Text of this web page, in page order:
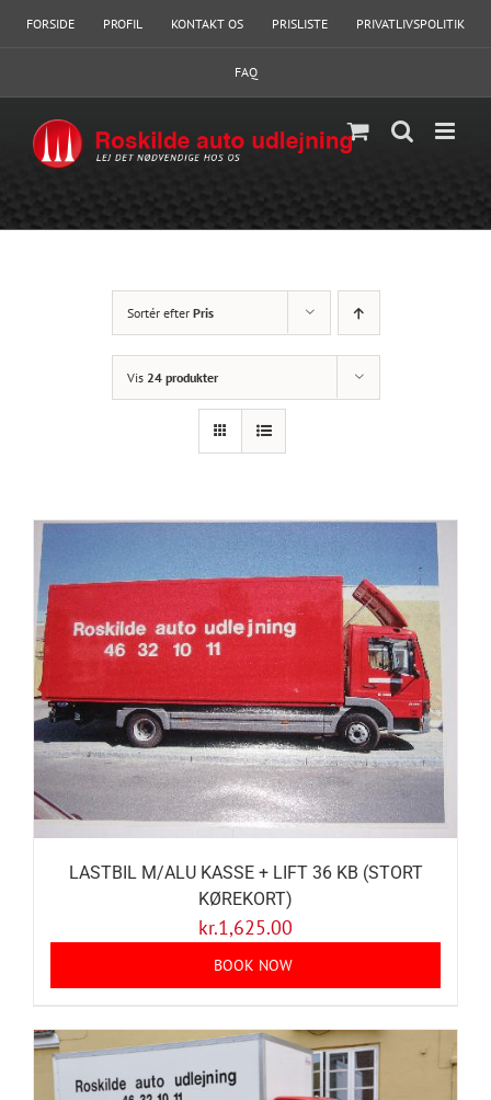
FORSIDE PROFIL KONTAKT OS PRISLISTE PRIVATLIVSPOLITIK
FAQ
Sortér efter Pris
Vis 24 produkter
LASTBIL M/ALU KASSE + LIFT 36 KB (STORT
KØREKORT)
kr.1,625.00
BOOK NOW